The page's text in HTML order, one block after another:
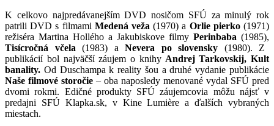
K celkovo najpredávanejším DVD nosičom SFÚ za minulý rok
patrili DVD s filmami Medená veža (1970) a Orlie pierko(1971)
režiséra Martina Hollého a Jakubiskove filmy Perinbaba (1985),
Tisícročná včela (1983) a Nevera po slovensky (1980). Z
publikácií bol najväčší záujem o knihyAndrej Tarkovskij, Kult
banality. Od Duschampa k reality šou a druhé vydanie publikácie
Naše filmové storočie – oba naposledy menované vydal SFÚ pred
dvomi rokmi. Edičné produkty SFÚ záujemcovia môžu nájsť v
predajni SFÚ Klapka.sk, v Kine Lumière a ďalších vybraných
miestach.